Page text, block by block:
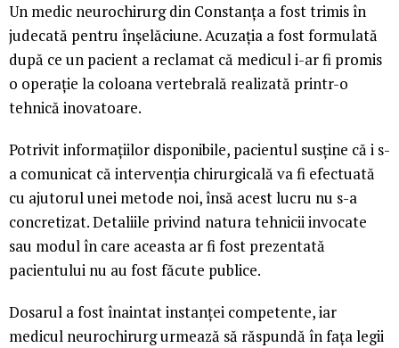
Un medic neurochirurg din Constanța a fost trimis în
judecată pentru înșelăciune. Acuzația a fost formulată
după ce un pacient a reclamat că medicul i-ar fi promis
o operație la coloana vertebrală realizată printr-o
tehnică inovatoare.
Potrivit informațiilor disponibile, pacientul susține că i s-
a comunicat că intervenția chirurgicală va fi efectuată
cu ajutorul unei metode noi, însă acest lucru nu s-a
concretizat. Detaliile privind natura tehnicii invocate
sau modul în care aceasta ar fi fost prezentată
pacientului nu au fost făcute publice.
Dosarul a fost înaintat instanței competente, iar
medicul neurochirurg urmează să răspundă în fața legii